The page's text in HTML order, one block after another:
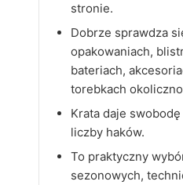
stronie.
Dobrze sprawdza
opakowaniach,
bateriach,
torebkach
Krata daje
liczby haków.
To praktyczny
sezonowych,